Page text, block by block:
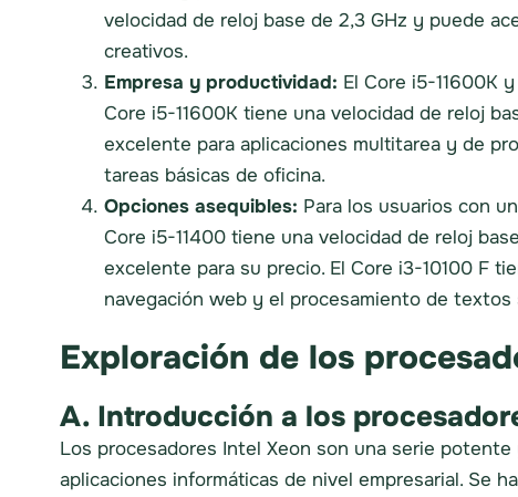
velocidad de reloj base de 2,3 GHz y puede
creativos.
Empresa y productividad: El Core i5-11600K
Core i5-11600K tiene una velocidad de reloj
excelente para aplicaciones multitarea y de
tareas básicas de oficina.
Opciones asequibles: Para los usuarios con
Core i5-11400 tiene una velocidad de reloj
excelente para su precio. El Core i3-10100 F
navegación web y el procesamiento de textos
Exploración de los
A. Introducción a los
Los procesadores Intel Xeon son una serie
aplicaciones informáticas de nivel empresarial. Se